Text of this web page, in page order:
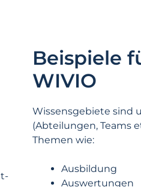
Beispiele
WIVIO
Wissensgebiete sind
(Abteilungen, Teams
Themen wie:
Ausbildung
Auswertungen